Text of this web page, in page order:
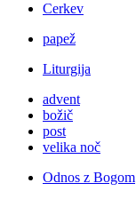
Cerkev
papež
Liturgija
advent
božič
post
velika noč
Odnos z Bogom